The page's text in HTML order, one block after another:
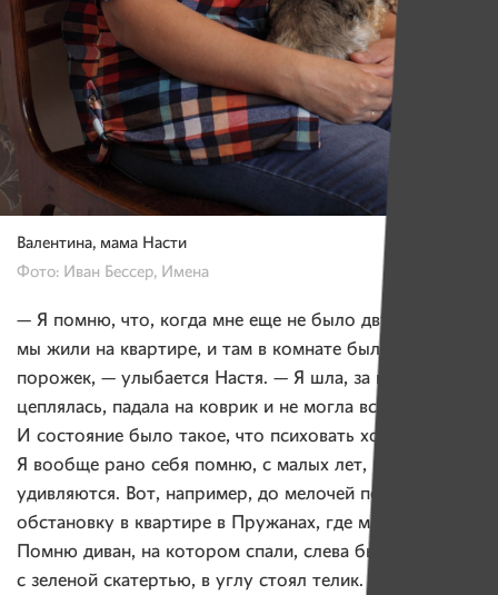
Валентина, мама Насти
Фото: Иван Бессер, Имена
— Я помню, что, когда мне еще не было двух лет,
мы жили на квартире, и там в комнате был высокий
порожек, — улыбается Настя. — Я шла, за него
цеплялась, падала на коврик и не могла встать.
И состояние было такое, что психовать хотелось.
Я вообще рано себя помню, с малых лет, все
удивляются. Вот, например, до мелочей помню
обстановку в квартире в Пружанах, где мы жили.
Помню диван, на котором спали, слева был стол
с зеленой скатертью, в углу стоял телик. С правой